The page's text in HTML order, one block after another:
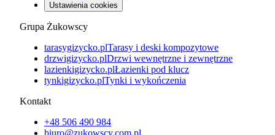
Ustawienia cookies
Grupa Żukowscy
tarasygizycko.plTarasy i deski kompozytowe
drzwigizycko.plDrzwi wewnętrzne i zewnętrzne
lazienkigizycko.plŁazienki pod klucz
tynkigizycko.plTynki i wykończenia
Kontakt
+48 506 490 984